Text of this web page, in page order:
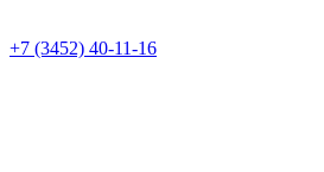
+7 (3452) 40-11-16